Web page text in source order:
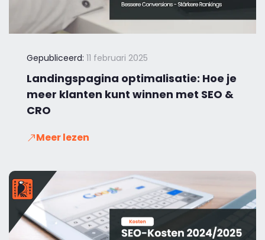
Gepubliceerd: 11 februari 2025
Landingspagina optimalisatie: Hoe je
meer klanten kunt winnen met SEO &
CRO
Meer lezen